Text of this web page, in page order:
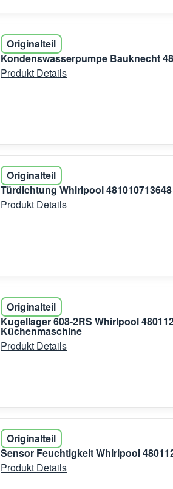
Originalteil
Kondenswasserpumpe Bauknecht
Produkt Details
Originalteil
Türdichtung Whirlpool
Produkt Details
Originalteil
Kugellager 608-2RS Whirlpool
Küchenmaschine
Produkt Details
Originalteil
Sensor Feuchtigkeit Whirlpool
Produkt Details